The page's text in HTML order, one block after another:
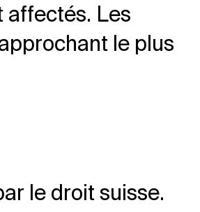
affectés. Les
le plus
le droit suisse.